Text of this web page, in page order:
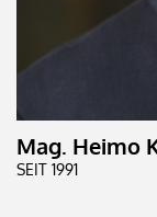
Mag. Heimo
SEIT 1991